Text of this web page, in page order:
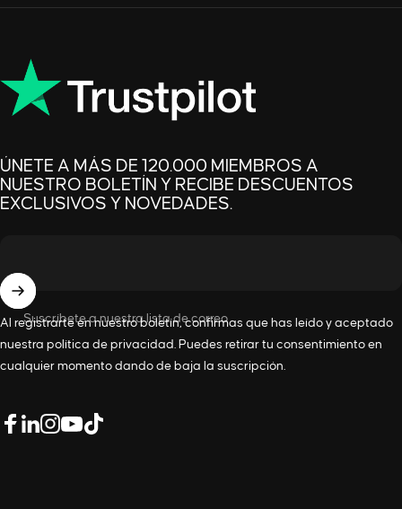
ÚNETE A MÁS DE 120.000 MIEMBROS A
NUESTRO BOLETÍN Y RECIBE DESCUENTOS
EXCLUSIVOS Y NOVEDADES.
Suscríbete a nuestra lista de correo
Al registrarte en nuestro boletín, confirmas que has leído y aceptado
nuestra política de privacidad
. Puedes retirar tu consentimiento en
cualquier momento dando de baja la suscripción.